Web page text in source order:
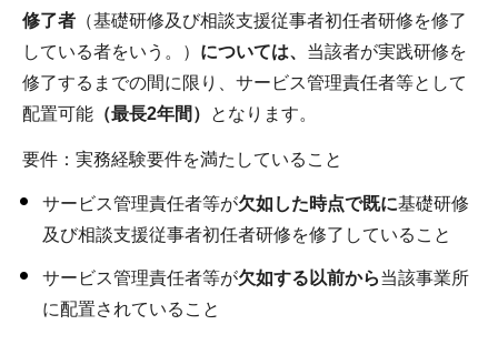
修了者 （基礎研修及び相談支援従事者初任者研修を修了
している者をいう。） については、 当該者が実践研修を
修了するまでの間に限り、サービス管理責任者等として
配置可能 （最長2年間） となります。
要件：実務経験要件を満たしていること
サービス管理責任者等が欠如した時点で既に基礎研修
及び相談支援従事者初任者研修を修了していること
サービス管理責任者等が欠如する以前から当該事業所
に配置されていること